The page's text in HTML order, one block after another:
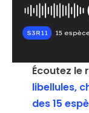
Écoutez le
libellules,
des 15